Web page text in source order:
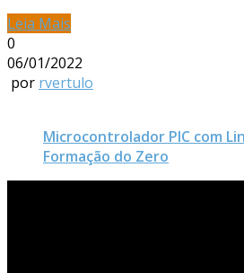
Leia Mais
0
06/01/2022
por rvertulo
Microcontrolador PIC com
Formação do Zero